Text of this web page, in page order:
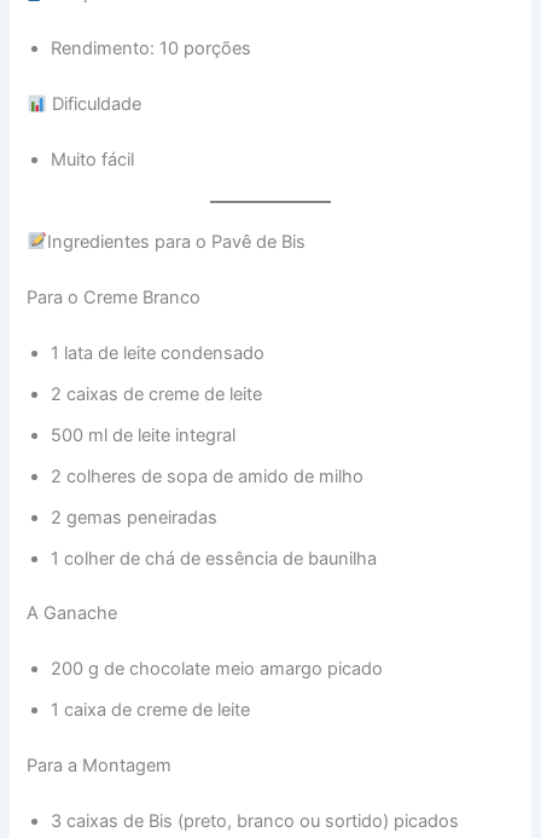
Rendimento: 10 porções
Dificuldade
Muito fácil
Ingredientes para o Pavê de Bis
Para o Creme Branco
1 lata de leite condensado
2 caixas de creme de leite
500 ml de leite integral
2 colheres de sopa de amido de milho
2 gemas peneiradas
1 colher de chá de essência de baunilha
A Ganache
200 g de chocolate meio amargo picado
1 caixa de creme de leite
Para a Montagem
3 caixas de Bis (preto, branco ou sortido) picados